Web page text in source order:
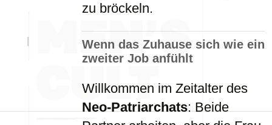
zu bröckeln.
Wenn das Zuhause sich wie ein
zweiter Job anfühlt
Willkommen im Zeitalter des
Neo-Patriarchats: Beide